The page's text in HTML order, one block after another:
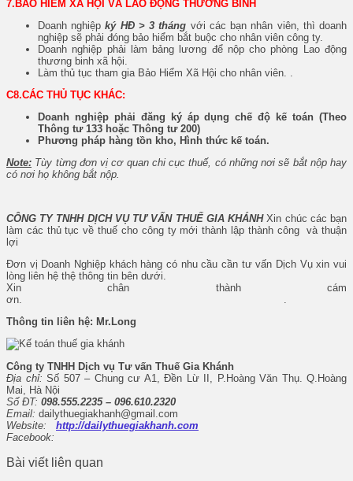
7.BẢO HIỂM XÃ HỘI VÀ LAO ĐỘNG THƯƠNG BINH
Doanh nghiệpký HĐ > 3 tháng với các bạn nhân viên, thì doanh
nghiệp sẽ phải đóng bảo hiểm bắt buộc cho nhân viên công ty.
Doanh nghiệp phải làm bảng lương để nộp cho phòng Lao động
thương binh xã hội.
Làm thủ tục tham gia Bảo Hiểm Xã Hội cho nhân viên. .
C8.CÁC THỦ TỤC KHÁC:
Doanh nghiệp phải đăng ký áp dụng chế độ kế toán (Theo
Thông tư 133 hoặc Thông tư 200)
Phương pháp hàng tồn kho, Hình thức kế toán.
Note: Tùy từng đơn vị cơ quan chi cục thuế, có những nơi sẽ bắt nộp hay
có nơi họ không bắt nộp.
CÔNG TY TNHH DỊCH VỤ TƯ VẤN THUẾ GIA KHÁNHXin chúc các bạn
làm các thủ tục về thuế cho công ty mới thành lập thành công và thuận
lợi
Đơn vị Doanh Nghiệp khách hàng có nhu cầu cần tư vấn Dịch Vụ xin vui
lòng liên hệ thệ thông tin bên dưới.
Xin chân thành cám
ơn. .
Thông tin liên hệ: Mr.Long
Công ty TNHH Dịch vụ Tư vấn Thuế Gia Khánh
Địa chỉ: Số 507 – Chung cư A1, Đền Lừ II, P.Hoàng Văn Thụ. Q.Hoàng
Mai, Hà Nội
Số ĐT: 098.555.2235 – 096.610.2320
Email: dailythuegiakhanh@gmail.com
Website:
http://dailythuegiakhanh.com
Facebook:
Bài viết liên quan